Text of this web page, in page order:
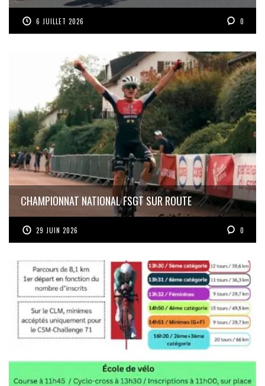
6 JUILLET 2026 0
CHAMPIONNAT NATIONAL FSGT SUR ROUTE
29 JUIN 2026 0